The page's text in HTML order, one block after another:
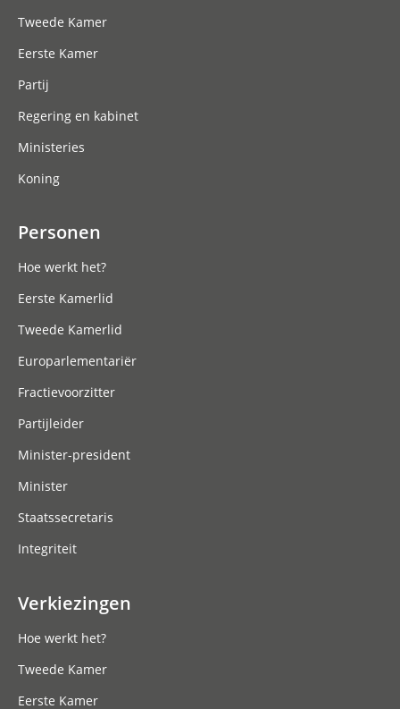
Tweede Kamer
Eerste Kamer
Partij
Regering en kabinet
Ministeries
Koning
Personen
Hoe werkt het?
Eerste Kamerlid
Tweede Kamerlid
Europarlementariër
Fractievoorzitter
Partijleider
Minister-president
Minister
Staatssecretaris
Integriteit
Verkiezingen
Hoe werkt het?
Tweede Kamer
Eerste Kamer